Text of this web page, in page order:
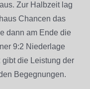
Zur Halbzeit lag
Chancen das
dann am Ende die
9:2 Niederlage
gibt die Leistung der
Begegnungen.